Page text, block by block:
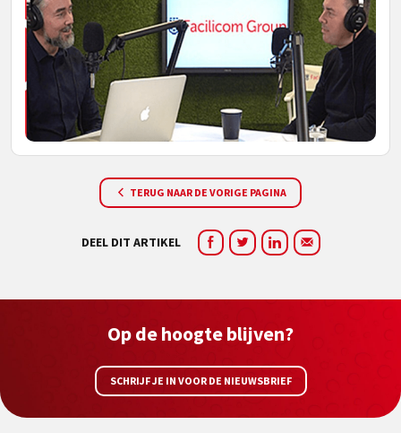
TERUG NAAR DE VORIGE PAGINA
DEEL DIT ARTIKEL
Op de hoogte blijven?
SCHRIJF JE IN VOOR DE NIEUWSBRIEF